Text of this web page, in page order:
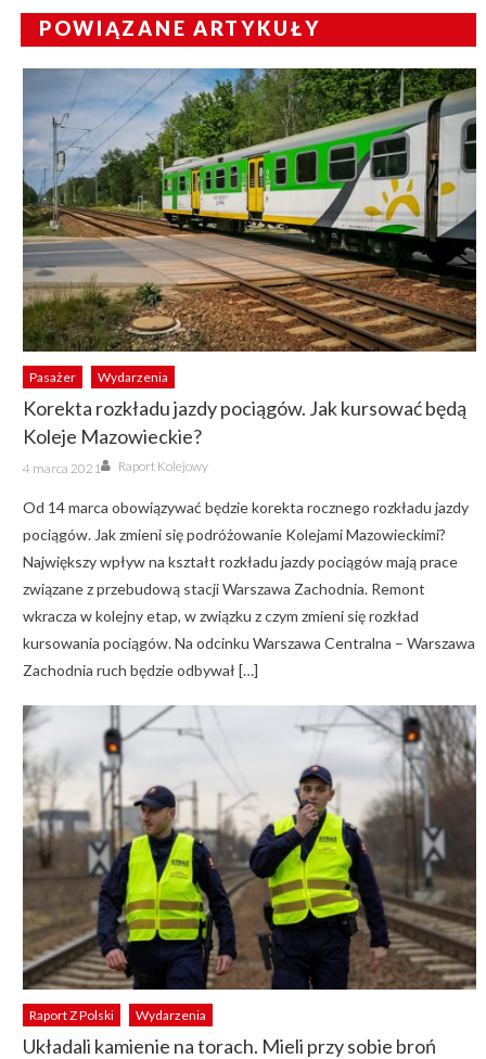
POWIĄZANE ARTYKUŁY
Pasażer Wydarzenia
Korekta rozkładu jazdy pociągów. Jak kursować będą
Koleje Mazowieckie?
Posted
on
4 marca 2021 Author
Raport Kolejowy
Od 14 marca obowiązywać będzie korekta rocznego rozkładu jazdy
pociągów. Jak zmieni się podróżowanie Kolejami Mazowieckimi?
Największy wpływ na kształt rozkładu jazdy pociągów mają prace
związane z przebudową stacji Warszawa Zachodnia. Remont
wkracza w kolejny etap, w związku z czym zmieni się rozkład
kursowania pociągów. Na odcinku Warszawa Centralna – Warszawa
Zachodnia ruch będzie odbywał […]
Raport Z Polski Wydarzenia
Układali kamienie na torach. Mieli przy sobie broń